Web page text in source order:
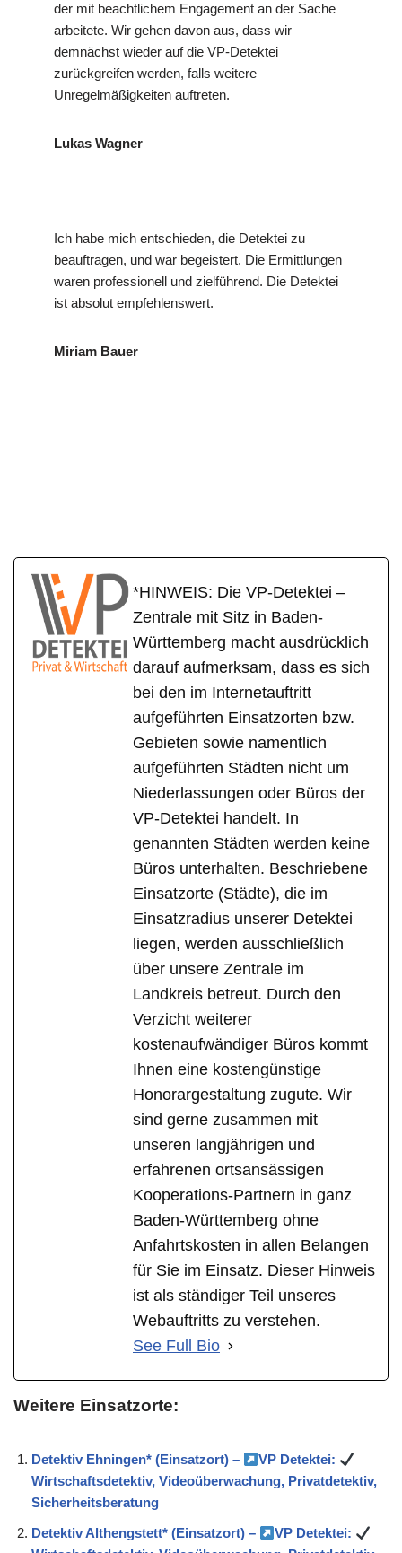
der mit beachtlichem Engagement an der Sache
arbeitete. Wir gehen davon aus, dass wir
demnächst wieder auf die VP-Detektei
zurückgreifen werden, falls weitere
Unregelmäßigkeiten auftreten.
Lukas Wagner
Ich habe mich entschieden, die Detektei zu
beauftragen, und war begeistert. Die Ermittlungen
waren professionell und zielführend. Die Detektei
ist absolut empfehlenswert.
Miriam Bauer
*HINWEIS: Die VP-Detektei –
Zentrale mit Sitz in Baden-
Württemberg macht ausdrücklich
darauf aufmerksam, dass es sich
bei den im Internetauftritt
aufgeführten Einsatzorten bzw.
Gebieten sowie namentlich
aufgeführten Städten nicht um
Niederlassungen oder Büros der
VP-Detektei handelt. In
genannten Städten werden keine
Büros unterhalten. Beschriebene
Einsatzorte (Städte), die im
Einsatzradius unserer Detektei
liegen, werden ausschließlich
über unsere Zentrale im
Landkreis betreut. Durch den
Verzicht weiterer
kostenaufwändiger Büros kommt
Ihnen eine kostengünstige
Honorargestaltung zugute. Wir
sind gerne zusammen mit
unseren langjährigen und
erfahrenen ortsansässigen
Kooperations-Partnern in ganz
Baden-Württemberg ohne
Anfahrtskosten in allen Belangen
für Sie im Einsatz. Dieser Hinweis
ist als ständiger Teil unseres
Webauftritts zu verstehen.
See Full Bio
Weitere Einsatzorte:
Detektiv Ehningen* (Einsatzort) –
VP Detektei:
Wirtschaftsdetektiv, Videoüberwachung, Privatdetektiv,
Sicherheitsberatung
Detektiv Althengstett* (Einsatzort) –
VP Detektei: